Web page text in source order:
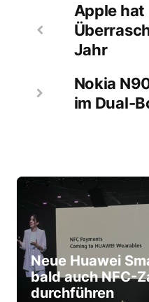
Apple hat
Jahr
Nokia
im Dual-
Neue Huawei
bald auch NFC-
durchführen